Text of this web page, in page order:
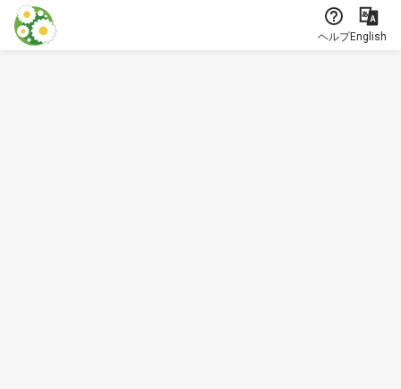
本文に飛ぶ
ヘルプEnglish